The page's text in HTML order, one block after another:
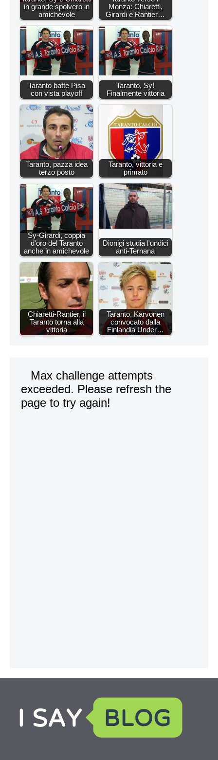
in grande spolvero in
amichevole
Monza: Chiaretti,
Girardi e Rantier…
Taranto batte Pisa
con vista playoff
Taranto, Sy!
Finalmente vittoria
Taranto, pazza idea
terzo posto
Taranto, vittoria e
primato
Sy-Girardi, coppia
d'oro del Taranto
anche in amichevole
Dionigi studia l'undici
anti-Ternana
Chiaretti-Rantier, il
Taranto torna alla
vittoria
Taranto, Karvonen
convocato dalla
Finlandia Under…